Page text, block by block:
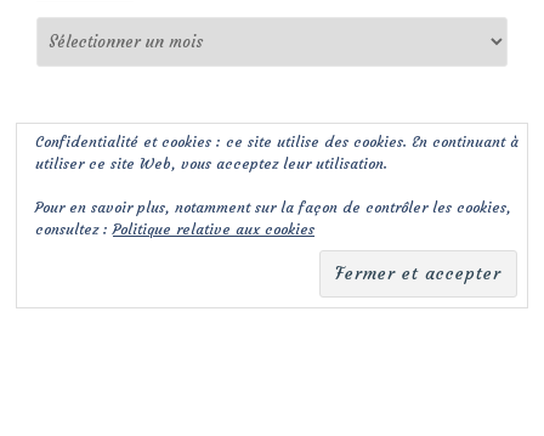
Confidentialité et cookies : ce site utilise des cookies. En continuant à
utiliser ce site Web, vous acceptez leur utilisation.
Pour en savoir plus, notamment sur la façon de contrôler les cookies,
consultez :Politique relative aux cookies